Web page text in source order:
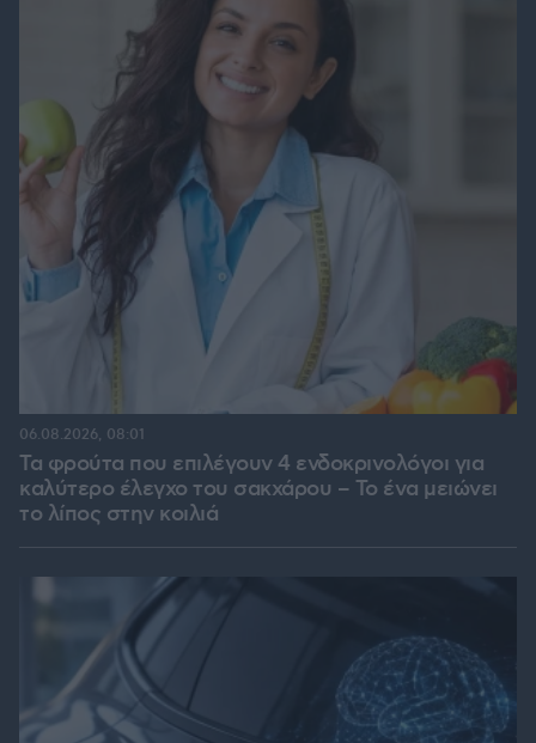
Τα φρούτα που επιλέγουν 4 ενδοκρινολόγοι για
καλύτερο έλεγχο του σακχάρου – Το ένα μειώνει
το λίπος στην κοιλιά
06.08.2026, 08:01